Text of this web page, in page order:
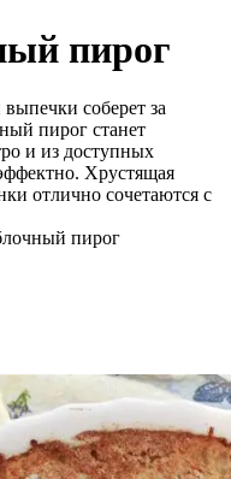
пирог
соберет за
пирог станет
и из доступных
Хрустящая
отлично сочетаются с
пирог